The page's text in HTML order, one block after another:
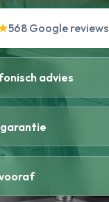
568 Google reviews
advies